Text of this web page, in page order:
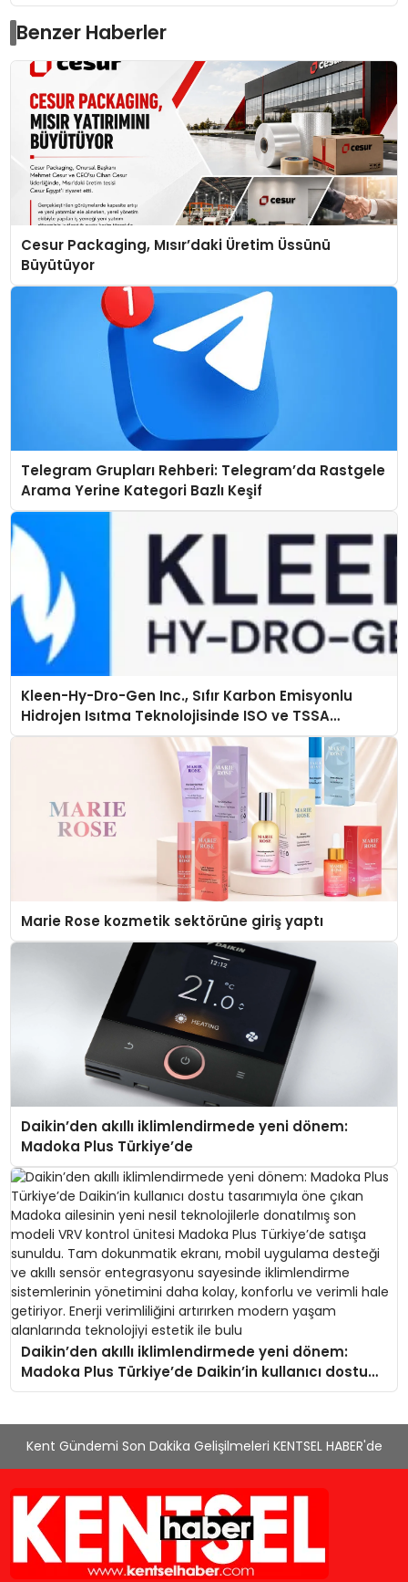
Benzer Haberler
Cesur Packaging, Mısır’daki Üretim Üssünü
Büyütüyor
Telegram Grupları Rehberi: Telegram’da Rastgele
Arama Yerine Kategori Bazlı Keşif
Kleen-Hy-Dro-Gen Inc., Sıfır Karbon Emisyonlu
Hidrojen Isıtma Teknolojisinde ISO ve TSSA
Düzenleyici Onaylarını Aldı
Marie Rose kozmetik sektörüne giriş yaptı
Daikin’den akıllı iklimlendirmede yeni dönem:
Madoka Plus Türkiye’de
Daikin’den akıllı iklimlendirmede yeni dönem:
Madoka Plus Türkiye’de Daikin’in kullanıcı dostu
tasarımıyla öne çıkan Madoka ailesinin yeni nesil
Tam dokunmatik ekranı, mobil uygulama desteği
ve akıllı sensör entegrasyonu sayesinde
iklimlendirme sistemlerinin yönetimini daha kolay,
konforlu ve verimli hale getiriyor. Enerji verimliliğini
artırırken modern yaşam alanlarında teknolojiyi
estetik ile bulu
Kent Gündemi Son Dakika Gelişilmeleri KENTSEL HABER'de